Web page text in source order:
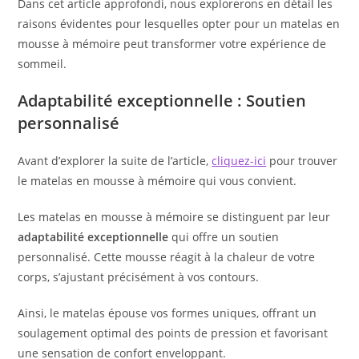
Dans cet article approfondi, nous explorerons en détail les
raisons évidentes pour lesquelles opter pour un matelas en
mousse à mémoire peut transformer votre expérience de
sommeil.
Adaptabilité exceptionnelle : Soutien
personnalisé
Avant d’explorer la suite de l’article,cliquez-ici pour trouver
le matelas en mousse à mémoire qui vous convient.
Les matelas en mousse à mémoire se distinguent par leur
adaptabilité exceptionnelle qui offre un soutien
personnalisé. Cette mousse réagit à la chaleur de votre
corps, s’ajustant précisément à vos contours.
Ainsi, le matelas épouse vos formes uniques, offrant un
soulagement optimal des points de pression et favorisant
une sensation de confort enveloppant.